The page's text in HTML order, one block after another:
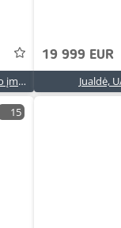
Auridana, A. Gaidžiūno įmonė
19 999 EUR
Jualdė,
15